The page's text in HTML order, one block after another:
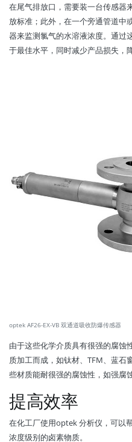
在尾气排放口，需要装一台传感器
放标准；此外，在一个旁通管道中
器来监测氯气的水溶液浓度。通过
于最佳水平，同时减少产品损失，
optek AF26-EX-VB 双通道吸收防爆传感器
由于这些化学介质具有很强的腐蚀
质加工而成，如钛材、TFM、蓝石
些材质能耐很强的腐蚀性，如强腐
提高效率
在化工厂使用optek 分析仪，可以
浓度级别的卤素物质。